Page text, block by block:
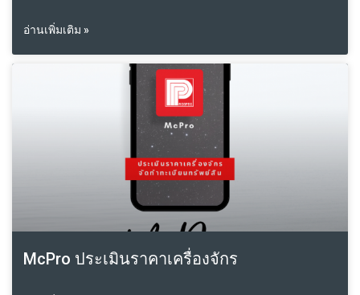
อ่านเพิ่มเติม »
McPro ประเมินราคาเครื่องจักร